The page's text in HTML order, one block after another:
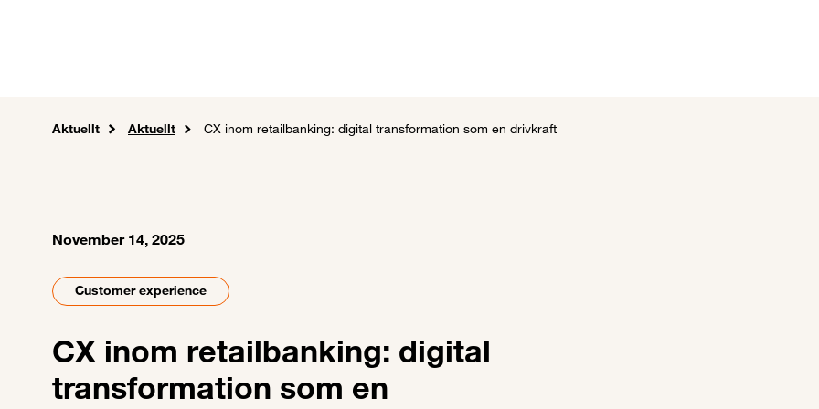
Hem
Aktuellt Aktuellt CX inom retailbanking: digital transformation som en drivkraft
November 14, 2025
Customer experience
CX inom retailbanking: digital
transformation som en